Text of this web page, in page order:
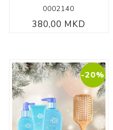
0002140
380,00 MKD
-20%